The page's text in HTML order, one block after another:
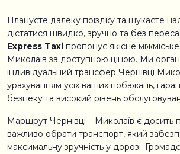
Плануєте далеку поїздку та шукаєте
дістатися швидко, зручно та без
Express Taxi пропонує якісне міжміське
Миколаїв за доступною ціною. Ми
індивідуальний трансфер Чернівці
урахуванням усіх ваших побажань,
безпеку та високий рівень
Маршрут Чернівці – Миколаїв є досить
важливо обрати транспорт, який
максимальну зручність у дорозі.